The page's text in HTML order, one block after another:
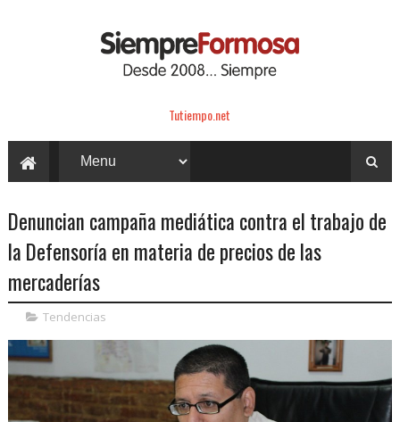
Tutiempo.net
Denuncian campaña mediática contra el trabajo de
la Defensoría en materia de precios de las
mercaderías
Tendencias